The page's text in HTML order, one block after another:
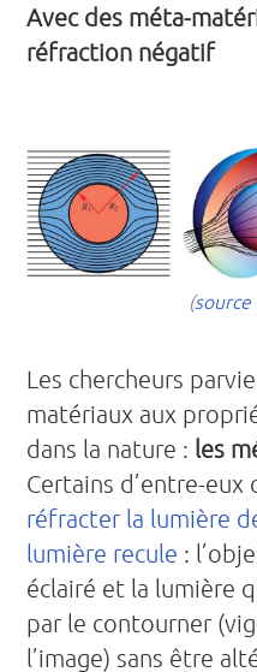
Avec des méta-
réfraction négatif
(source
Les chercheurs
matériaux aux
dans la nature : les
Certains d’entre-
réfracter la lumière
lumière recule :
éclairé et la lumière
par le contourner
l’image) sans être